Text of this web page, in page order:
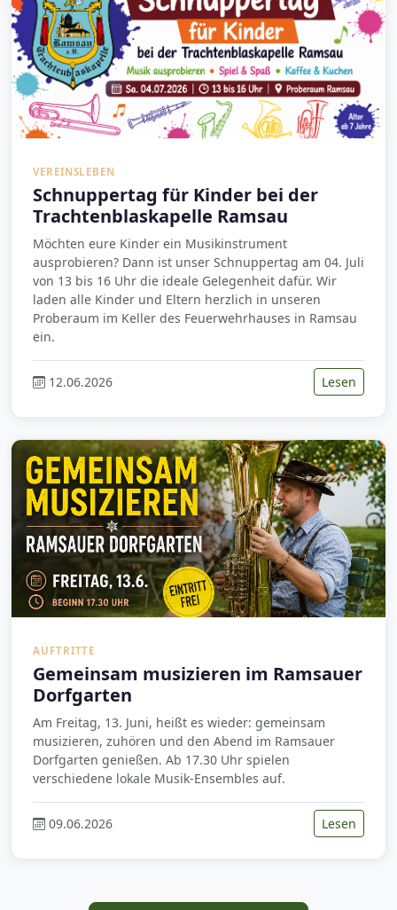
VEREINSLEBEN
Schnuppertag für Kinder bei der
Trachtenblaskapelle Ramsau
Möchten eure Kinder ein Musikinstrument
ausprobieren? Dann ist unser Schnuppertag am 04. Juli
von 13 bis 16 Uhr die ideale Gelegenheit dafür. Wir
laden alle Kinder und Eltern herzlich in unseren
Proberaum im Keller des Feuerwehrhauses in Ramsau
ein.
12.06.2026 Lesen
AUFTRITTE
Gemeinsam musizieren im Ramsauer
Dorfgarten
Am Freitag, 13. Juni, heißt es wieder: gemeinsam
musizieren, zuhören und den Abend im Ramsauer
Dorfgarten genießen. Ab 17.30 Uhr spielen
verschiedene lokale Musik-Ensembles auf.
09.06.2026 Lesen